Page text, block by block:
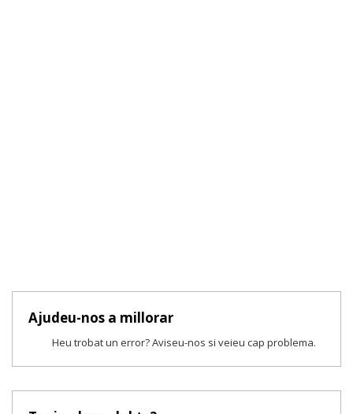
Ajudeu-nos a millorar
Heu trobat un error? Aviseu-nos si veieu cap problema.